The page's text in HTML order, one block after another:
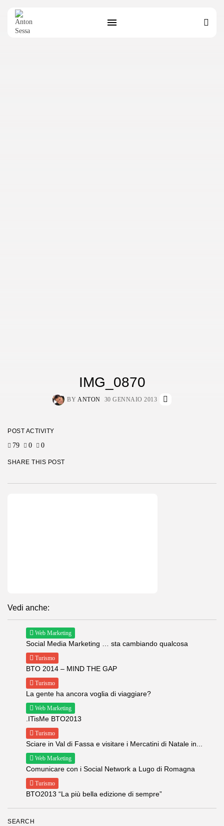
IMG_0870
BY ANTON 30 GENNAIO 2013
SEARCH
Vedi anche:
Web Marketing
Social Media Marketing … sta cambiando qualcosa
Turismo
BTO 2014 – MIND THE GAP
Turismo
La gente ha ancora voglia di viaggiare?
Web Marketing
.ITisMe BTO2013
Turismo
Sciare in Val di Fassa e visitare i Mercatini di Natale in...
Web Marketing
Comunicare con i Social Network a Lugo di Romagna
Turismo
BTO2013 “La più bella edizione di sempre”
POST ACTIVITY
79 0 0
SHARE THIS POST